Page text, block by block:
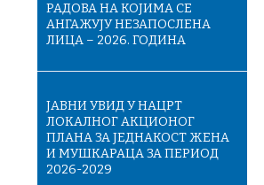
РАДОВА НА КОЈИМА СЕ
АНГАЖУЈУ НЕЗАПОСЛЕНА
ЛИЦА – 2026. ГОДИНА
ЈАВНИ УВИД У НАЦРТ
ЛОКАЛНОГ АКЦИОНОГ
ПЛАНА ЗА ЈЕДНАКОСТ ЖЕНА
И МУШКАРАЦА ЗА ПЕРИОД
2026-2029